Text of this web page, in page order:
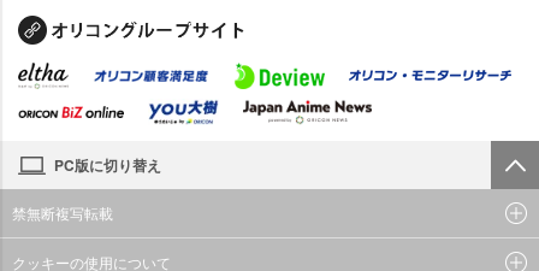
PC版に切り替え
禁無断複写転載
クッキーの使用について